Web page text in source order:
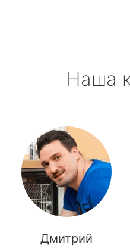
Наша
Дмитрий